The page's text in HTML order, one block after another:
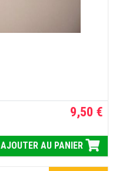
9,50 €
AJOUTER AU PANIER